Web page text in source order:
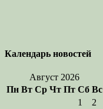
Календарь новостей
Август 2026
Пн Вт Ср Чт Пт Сб Вс
1
2